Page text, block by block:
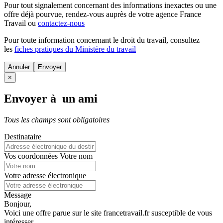
Pour tout signalement concernant des informations inexactes ou une
offre déjà pourvue, rendez-vous auprès de votre agence France
Travail ou contactez-nous
Pour toute information concernant le droit du travail, consultez
les fiches pratiques du Ministère du travail
Annuler
×
Envoyer à un ami
Tous les champs sont obligatoires
Destinataire
Vos coordonnées Votre nom
Votre adresse électronique
Message
Bonjour,
Voici une offre parue sur le site francetravail.fr susceptible de vous